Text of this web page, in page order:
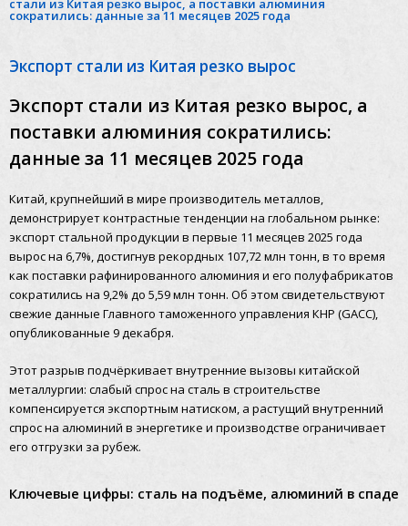
стали из Китая резко вырос, а поставки алюминия
сократились: данные за 11 месяцев 2025 года
Экспорт стали из Китая резко вырос
Экспорт стали из Китая резко вырос, а
поставки алюминия сократились:
данные за 11 месяцев 2025 года
Китай, крупнейший в мире производитель металлов,
демонстрирует контрастные тенденции на глобальном рынке:
экспорт стальной продукции в первые 11 месяцев 2025 года
вырос на 6,7%, достигнув рекордных 107,72 млн тонн, в то время
как поставки рафинированного алюминия и его полуфабрикатов
сократились на 9,2% до 5,59 млн тонн. Об этом свидетельствуют
свежие данные Главного таможенного управления КНР (GACC),
опубликованные 9 декабря.
Этот разрыв подчёркивает внутренние вызовы китайской
металлургии: слабый спрос на сталь в строительстве
компенсируется экспортным натиском, а растущий внутренний
спрос на алюминий в энергетике и производстве ограничивает
его отгрузки за рубеж.
Ключевые цифры: сталь на подъёме, алюминий в спаде